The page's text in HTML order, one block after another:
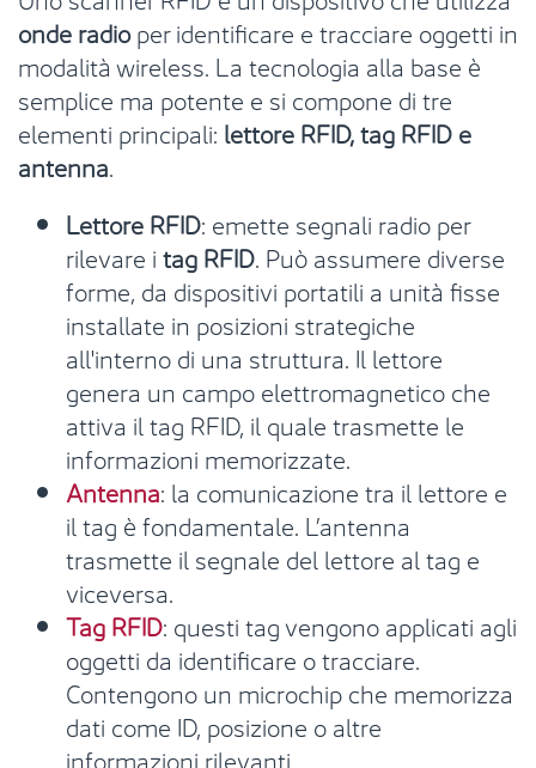
onde radioper identificare e tracciare oggetti in
modalità wireless. La tecnologia alla base è
semplice ma potente e si compone di tre
elementi principali: lettore RFID, tag RFID e
antenna.
Lettore RFID: emette segnali radio per
rilevare itag RFID. Può assumere diverse
forme, da dispositivi portatili a unità fisse
installate in posizioni strategiche
all'interno di una struttura. Il lettore
genera un campo elettromagnetico che
attiva il tag RFID, il quale trasmette le
informazioni memorizzate.
Antenna: la comunicazione tra il lettore e
il tag è fondamentale. L’antenna
trasmette il segnale del lettore al tag e
viceversa.
Tag RFID: questi tag vengono applicati agli
oggetti da identificare o tracciare.
Contengono un microchip che memorizza
dati come ID, posizione o altre
informazioni rilevanti.